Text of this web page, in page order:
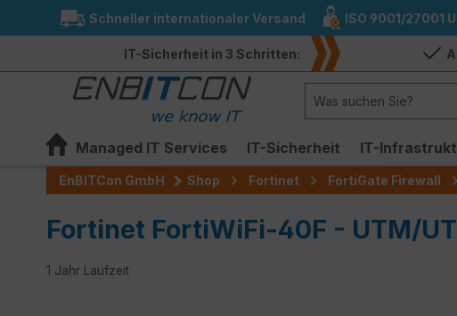
Zur Hauptnavigation springen
Schneller internationaler Versand ISO 9001/27001
IT-Sicherheit in 3 Schritten:
Managed IT Services IT-Sicherheit IT-
EnBITCon GmbH Shop Fortinet FortiGate Firewall
Fortinet FortiWiFi-40F - UTM/
1 Jahr Laufzeit